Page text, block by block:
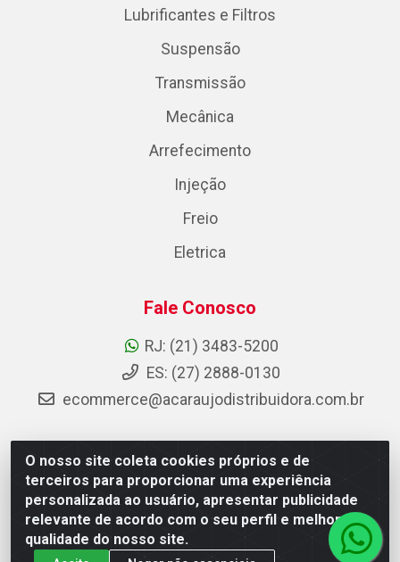
O nosso site coleta cookies próprios e de
terceiros para proporcionar uma experiência
personalizada ao usuário, apresentar publicidade
relevante de acordo com o seu perfil e melhorar a
qualidade do nosso site.
Lubrificantes e Filtros
Suspensão
Transmissão
Mecânica
Arrefecimento
Injeção
Freio
Eletrica
Fale Conosco
RJ: (21) 3483-5200
ES: (27) 2888-0130
ecommerce@acaraujodistribuidora.com.br
AC Araujo Distribuidora - Rua Carneiro de Campos, 42 -
São Cristóvão, Rio de Janeiro/RJ - CEP 20.920-410 -
CNPJ 08.744.753/0003-85